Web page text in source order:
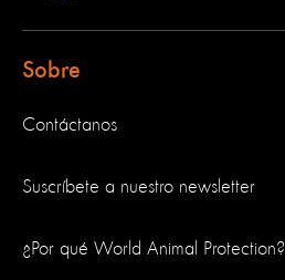
Sobre
Contáctanos
Suscríbete a nuestro newsletter
¿Por qué World Animal Protection?